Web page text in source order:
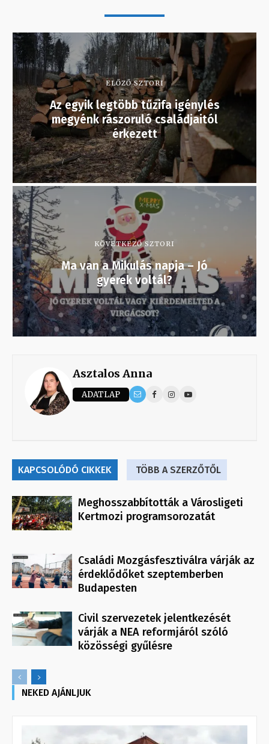
ELŐZŐ SZTORI
Az egyik legtöbb tűzifa igénylés
megyénk rászoruló családjaitól
érkezett
KÖVETKEZŐ SZTORI
Ma van a Mikulás napja – Jó
gyerek voltál?
Asztalos Anna
ADATLAP
KAPCSOLÓDÓ CIKKEK TÖBB A SZERZŐTŐL
Meghosszabbították a Városligeti
Kertmozi programsorozatát
Családi Mozgásfesztiválra várják az
érdeklődőket szeptemberben
Budapesten
Civil szervezetek jelentkezését
várják a NEA reformjáról szóló
közösségi gyűlésre
NEKED AJÁNLJUK